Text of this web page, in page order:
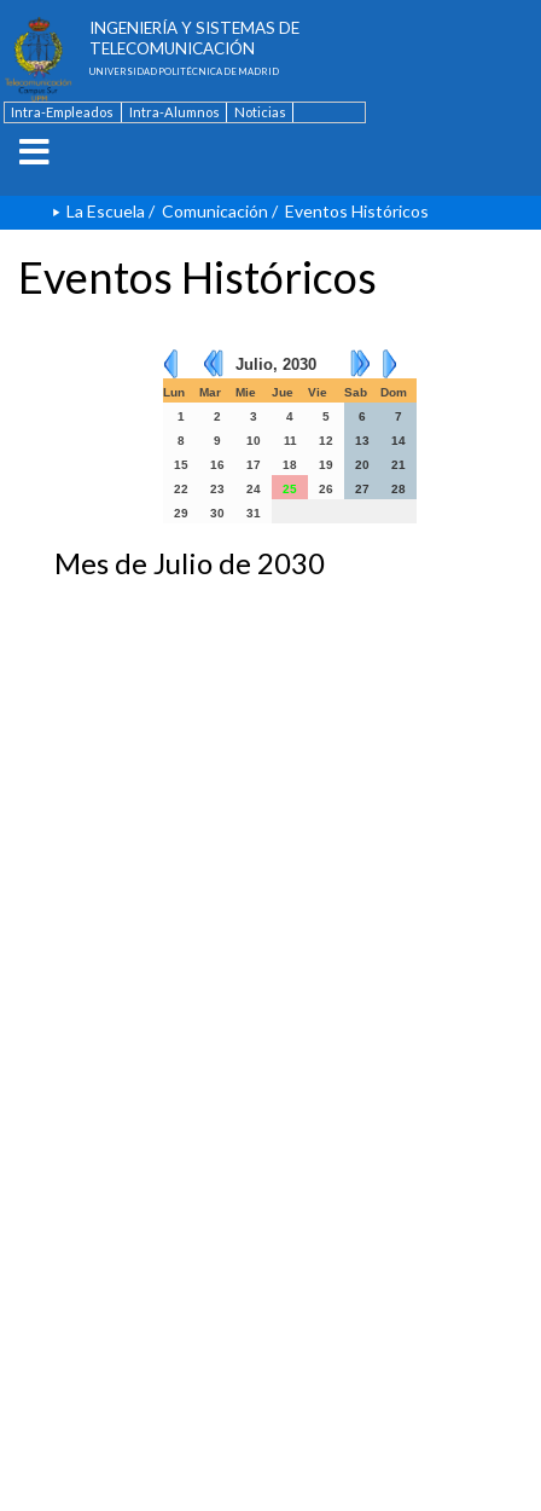
INGENIERÍA Y SISTEMAS DE
TELECOMUNICACIÓN
UNIVERSIDAD POLITÉCNICA DE MADRID
Intra-Empleados Intra-Alumnos
Noticias
La Escuela / Comunicación / Eventos Históricos
Eventos Históricos
Julio, 2030
Lun Mar Mie Jue Vie Sab
Dom
1
2 3 4 5 6
7
8
9 10 11 12 13
14
15
16 17 18 19 20
21
22
23 24 25 26 27
28
29
30 31
Mes de Julio de 2030